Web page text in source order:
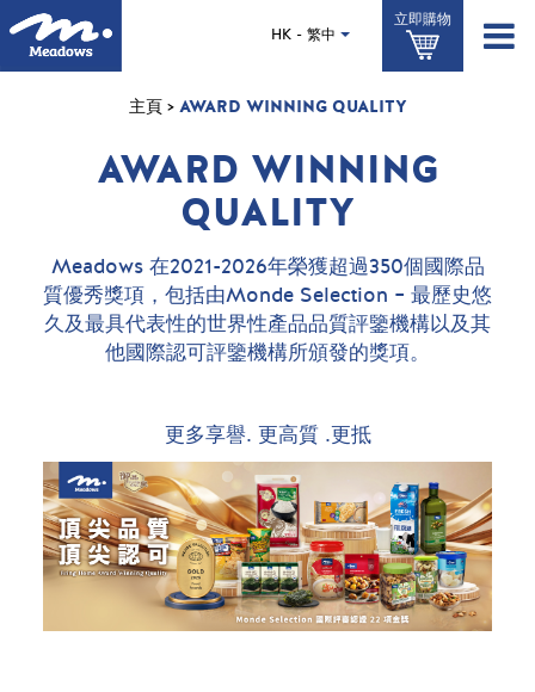
至
立即購物
HK - 繁中
主頁> AWARD WINNING QUALITY
AWARD WINNING
QUALITY
Meadows 在2021-2026年榮獲超過350個國際品
質優秀獎項，包括由Monde Selection – 最歷史悠
久及最具代表性的世界性產品品質評鑒機構以及其
他國際認可評鑒機構所頒發的獎項。
更多享譽. 更高質 .更抵